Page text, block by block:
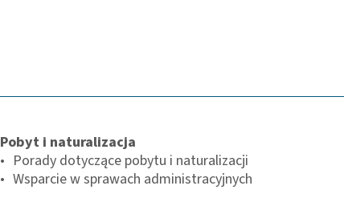
Pobyt i naturalizacja
Porady dotyczące pobytu i naturalizacji
Wsparcie w sprawach administracyjnych